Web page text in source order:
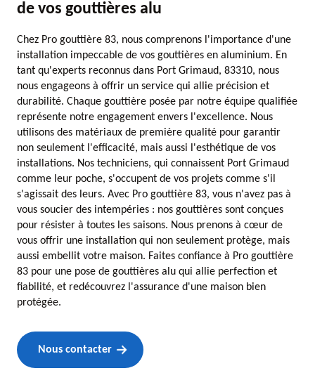
de vos gouttières alu
Chez Pro gouttière 83, nous comprenons l'importance d'une
installation impeccable de vos gouttières en aluminium. En
tant qu'experts reconnus dans Port Grimaud, 83310, nous
nous engageons à offrir un service qui allie précision et
durabilité. Chaque gouttière posée par notre équipe qualifiée
représente notre engagement envers l'excellence. Nous
utilisons des matériaux de première qualité pour garantir
non seulement l'efficacité, mais aussi l'esthétique de vos
installations. Nos techniciens, qui connaissent Port Grimaud
comme leur poche, s'occupent de vos projets comme s'il
s'agissait des leurs. Avec Pro gouttière 83, vous n'avez pas à
vous soucier des intempéries : nos gouttières sont conçues
pour résister à toutes les saisons. Nous prenons à cœur de
vous offrir une installation qui non seulement protège, mais
aussi embellit votre maison. Faites confiance à Pro gouttière
83 pour une pose de gouttières alu qui allie perfection et
fiabilité, et redécouvrez l'assurance d'une maison bien
protégée.
Nous contacter